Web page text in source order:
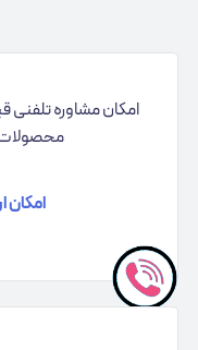
امکان مشاوره
محصولات
امکان